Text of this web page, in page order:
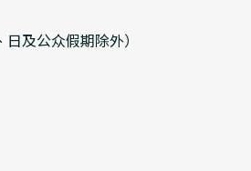
及公众假期除外）